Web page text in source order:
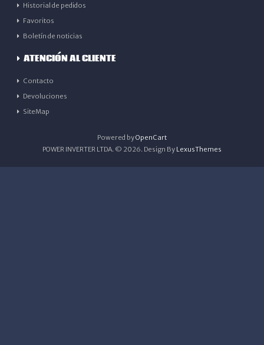
Historial de pedidos
Favoritos
Boletín de noticias
ATENCIÓN AL CLIENTE
Contacto
Devoluciones
SiteMap
Powered byOpenCart
POWER INVERTER LTDA. © 2026. Design By LexusThemes